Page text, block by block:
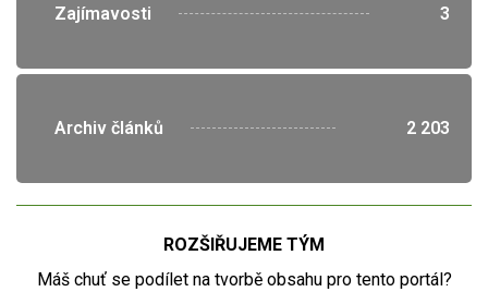
Zajímavosti 3
Archiv článků 2 203
ROZŠIŘUJEME TÝM
Máš chuť se podílet na tvorbě obsahu pro tento portál?